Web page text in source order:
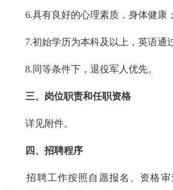
6.具有良好的心理素质，身体健康；
7.初始学历为本科及以上，英语通过
8.同等条件下，退役军人优先。
三、岗位职责和任职资格
详见附件。
四、招聘程序
招聘工作按照自愿报名、资格审